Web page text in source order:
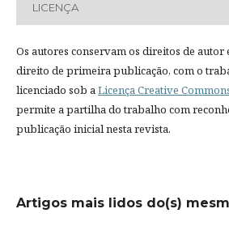
LICENÇA
Os autores conservam os direitos de autor
direito de primeira publicação, com o
licenciado sob aLicença Creative
permite a partilha do trabalho com
publicação inicial nesta revista.
Artigos mais lidos do(s)